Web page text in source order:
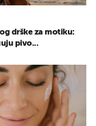
drške za motiku:
pivo...